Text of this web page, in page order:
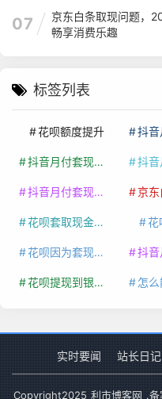
07
京东白条取现问题，
畅享消费乐趣
标签列表
花呗额度提升 抖音月
抖音月付套现多少手续费 抖音月
抖音月付套现最新方法 京东
花呗套取现金最佳方法 花
花呗因为套现被限额了这种情况要多久才会好 抖音月
花呗提现到银行卡 怎么能把
实时要闻 站长日记
Copyright2025 利市博客网 .备